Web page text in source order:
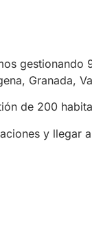
gestionando
Granada,
de 200
y llegar